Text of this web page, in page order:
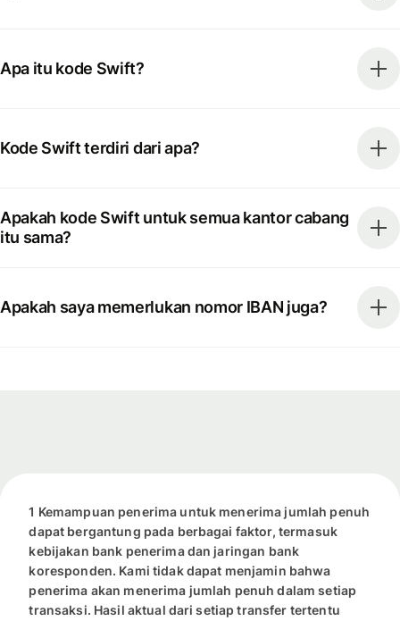
Apa itu kode Swift?
Kode Swift terdiri dari apa?
Apakah kode Swift untuk semua kantor cabang
itu sama?
Apakah saya memerlukan nomor IBAN juga?
1 Kemampuan penerima untuk menerima jumlah penuh
dapat bergantung pada berbagai faktor, termasuk
kebijakan bank penerima dan jaringan bank
koresponden. Kami tidak dapat menjamin bahwa
penerima akan menerima jumlah penuh dalam setiap
transaksi. Hasil aktual dari setiap transfer tertentu